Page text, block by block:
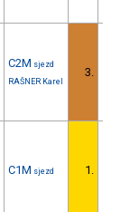
C2M sjezd
RAŠNER Karel
3.
C1M sjezd 1.